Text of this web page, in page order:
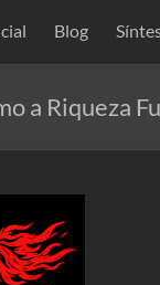
Blog
a Riqueza